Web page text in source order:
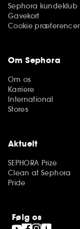
Sephora kundeklub
Gavekort
Cookie præferencer
Om Sephora
Om os
Karriere
International
Stores
Aktuelt
SEPHORA Prize
Clean at Sephora
Pride
Følg os